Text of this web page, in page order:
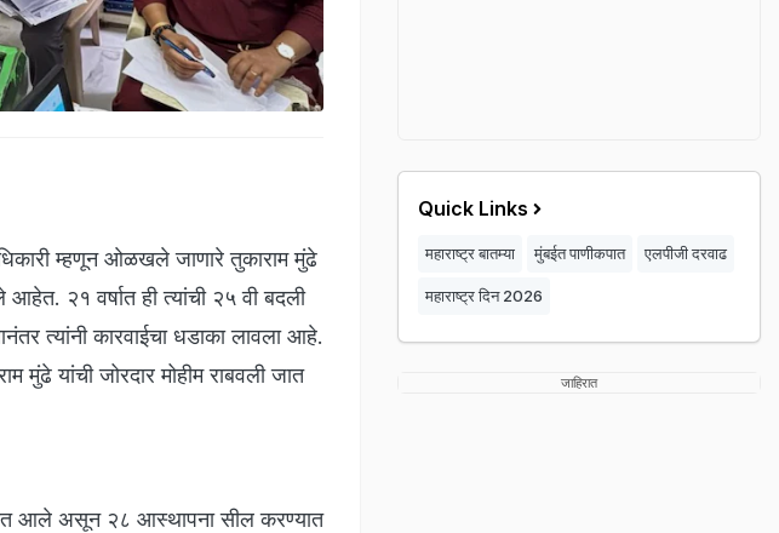
म्हणून ओळखले जाणारे तुकाराम मुंढे
२१ वर्षात ही त्यांची २५ वी बदली
त्यांनी कारवाईचा धडाका लावला आहे.
मुंढे यांची जोरदार मोहीम राबवली जात
आले असून २८ आस्थापना सील करण्यात
Quick Links
महाराष्ट्र बातम्या मुंबईत पाणीकपात एलपीजी दरवाढ
महाराष्ट्र दिन 2026
जाहिरात